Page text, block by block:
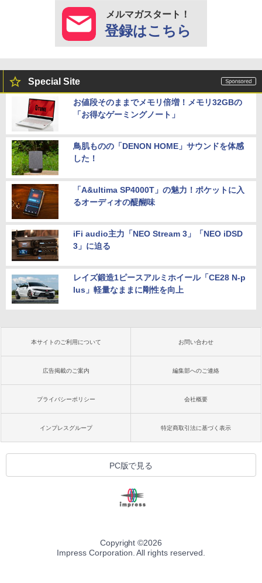
メルマガスタート！
登録はこちら
Special Site
お値段そのままでメモリ倍増！メモリ32GBの
「お得なゲーミングノート」
鳥肌ものの「DENON HOME」サウンドを体感
した！
「A&ultima SP4000T」の魅力！ポケットに入
るオーディオの醍醐味
iFi audio主力「NEO Stream 3」「NEO iDSD
3」に迫る
レイズ鍛造1ピースアルミホイール「CE28 N-p
lus」軽量なままに剛性を向上
本サイトのご利用について お問い合わせ
広告掲載のご案内 編集部へのご連絡
プライバシーポリシー 会社概要
インプレスグループ 特定商取引法に基づく表示
PC版で見る
Copyright ©2026
Impress Corporation. All rights reserved.